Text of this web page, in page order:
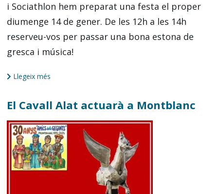
i Sociathlon hem preparat una festa el proper
diumenge 14 de gener. De les 12h a les 14h
reserveu-vos per passar una bona estona de
gresca i música!
Llegeix més
El Cavall Alat actuarà a Montblanc